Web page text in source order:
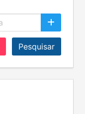
Pesquisar